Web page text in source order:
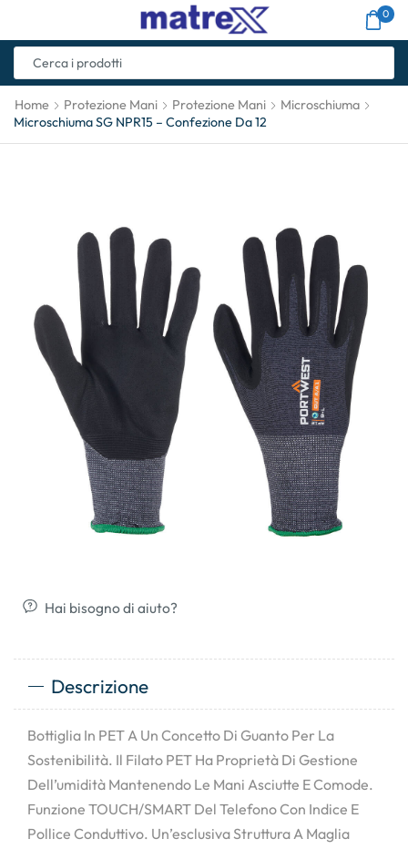
0
Home Protezione Mani Protezione Mani
Microschiuma
Microschiuma SG NPR15 – Confezione Da 12
Hai bisogno di aiuto?
Descrizione
Bottiglia In PET A Un Concetto Di Guanto Per La
Sostenibilità. Il Filato PET Ha Proprietà Di Gestione
Dell’umidità Mantenendo Le Mani Asciutte E Comode.
Funzione TOUCH/SMART Del Telefono Con Indice E
Pollice Conduttivo. Un’esclusiva Struttura A Maglia